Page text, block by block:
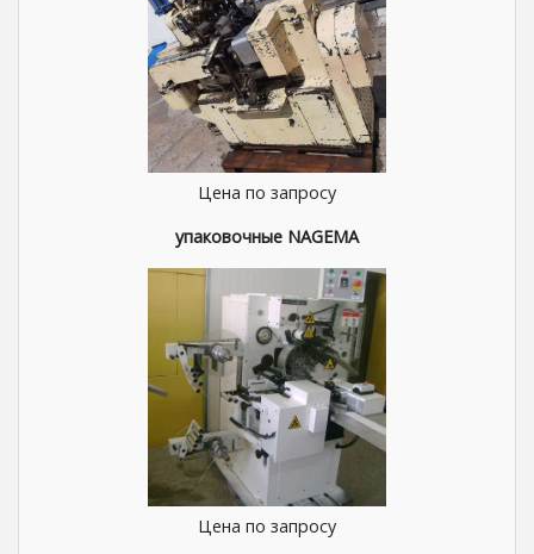
Цена по запросу
упаковочные NAGEMA
Цена по запросу